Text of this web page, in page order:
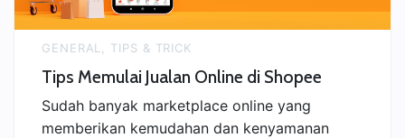
GENERAL TIPS & TRICK
Tips Memulai Jualan Online di Shopee
Sudah banyak marketplace online yang
memberikan kemudahan dan kenyamanan